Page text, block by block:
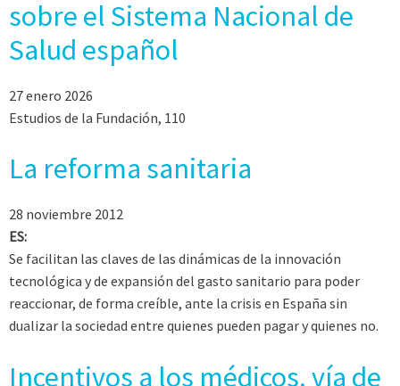
sobre el Sistema Nacional de
Salud español
27 enero 2026
Estudios de la Fundación, 110
La reforma sanitaria
28 noviembre 2012
ES:
Se facilitan las claves de las dinámicas de la innovación
tecnológica y de expansión del gasto sanitario para poder
reaccionar, de forma creíble, ante la crisis en España sin
dualizar la sociedad entre quienes pueden pagar y quienes no.
Incentivos a los médicos, vía de